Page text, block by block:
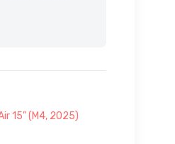
15" (M4, 2025)